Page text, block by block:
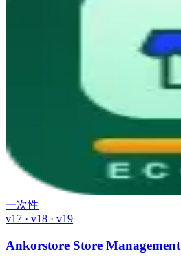
一次性
v17 · v18 · v19
Ankorstore Store Management